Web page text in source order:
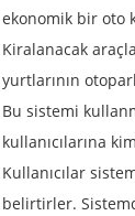
ekonomik bir oto
Kiralanacak
yurtlarının
Bu sistemi
kullanıcılarına
Kullanıcılar
belirtirler.